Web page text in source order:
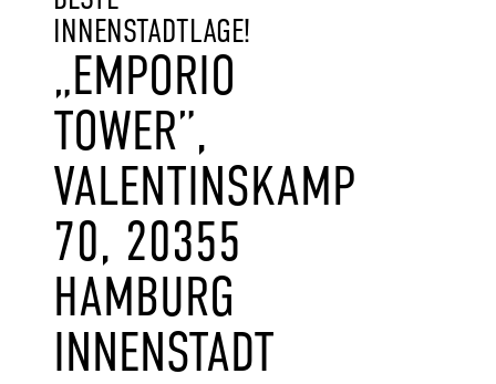
INNENSTADTLAGE!
„EMPORIO
TOWER”,
VALENTINSKAMP
70, 20355
HAMBURG
INNENSTADT